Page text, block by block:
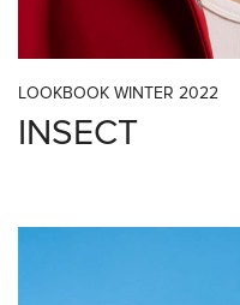
LOOKBOOK WINTER 2022
INSECT